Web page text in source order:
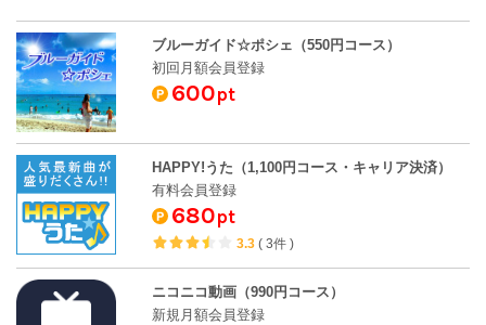
ブルーガイド☆ポシェ（550円コース）
初回月額会員登録
600pt
HAPPY!うた（1,100円コース・キャリア決済）
有料会員登録
680pt
3.3(3件 )
ニコニコ動画（990円コース）
新規月額会員登録